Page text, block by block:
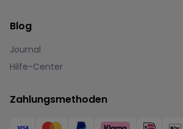
Blog
Journal
Hilfe-Center
Zahlungsmethoden